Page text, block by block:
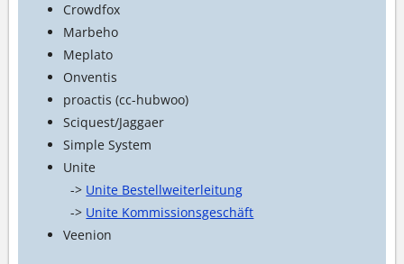
Crowdfox
Marbeho
Meplato
Onventis
proactis (cc-hubwoo)
Sciquest/Jaggaer
Simple System
Unite
-> Unite Bestellweiterleitung
-> Unite Kommissionsgeschäft
Veenion